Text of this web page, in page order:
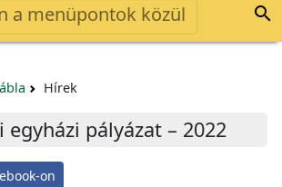
a menüpontok közül 
Hírek
egyházi pályázat – 2022
on